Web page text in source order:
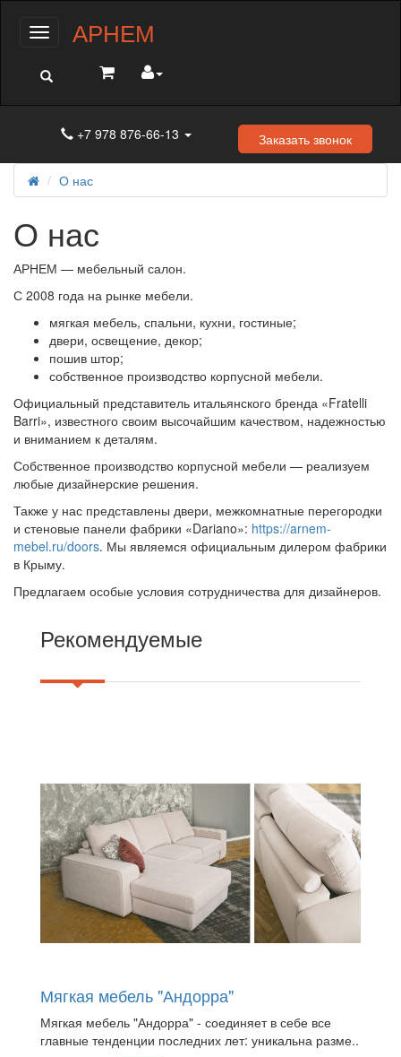
МенюАРНЕМ
+7 978 876-66-13 Заказать звонок
О нас
О нас
АРНЕМ — мебельный салон.
С 2008 года на рынке мебели.
мягкая мебель, спальни, кухни, гостиные;
двери, освещение, декор;
пошив штор;
собственное производство корпусной мебели.
Официальный представитель итальянского бренда «Fratelli
Barri», известного своим высочайшим качеством, надежностью
и вниманием к деталям.
Собственное производство корпусной мебели — реализуем
любые дизайнерские решения.
Также у нас представлены двери, межкомнатные перегородки
и стеновые панели фабрики «Dariano»: https://arnem-
mebel.ru/doors. Мы являемся официальным дилером фабрики
в Крыму.
Предлагаем особые условия сотрудничества для дизайнеров.
Рекомендуемые
Мягкая мебель "Андорра"
Мягкая мебель "Андорра" - соединяет в себе все
главные тенденции последних лет: уникальна разме..